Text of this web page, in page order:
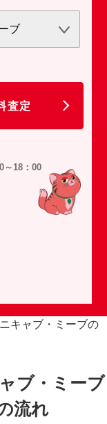
査定
～18：00
キャブ・ミーブの
ブ・ミーブ
流れ